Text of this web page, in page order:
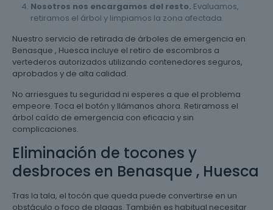
Nosotros nos encargamos del resto. Evaluamos,
retiramos el árbol y limpiamos la zona afectada.
Nuestro servicio de retirada de árboles de emergencia en
Benasque , Huesca incluye el retiro de escombros a
vertederos autorizados utilizando contenedores seguros,
aprobados y de alta calidad.
No arriesgues tu seguridad ni esperes a que el problema
empeore. Toca el botón y llámanos ahora. Retiramoss el
árbol caído de emergencia con eficacia y sin
complicaciones.
Eliminación de tocones y
desbroces en Benasque , Huesca
Tras la tala, el tocón que queda puede convertirse en un
obstáculo o foco de plagas. También es habitual necesitar